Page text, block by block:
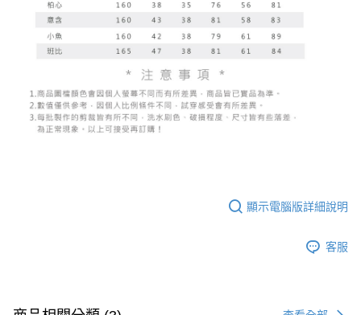
顯示電腦版詳細說明
客服